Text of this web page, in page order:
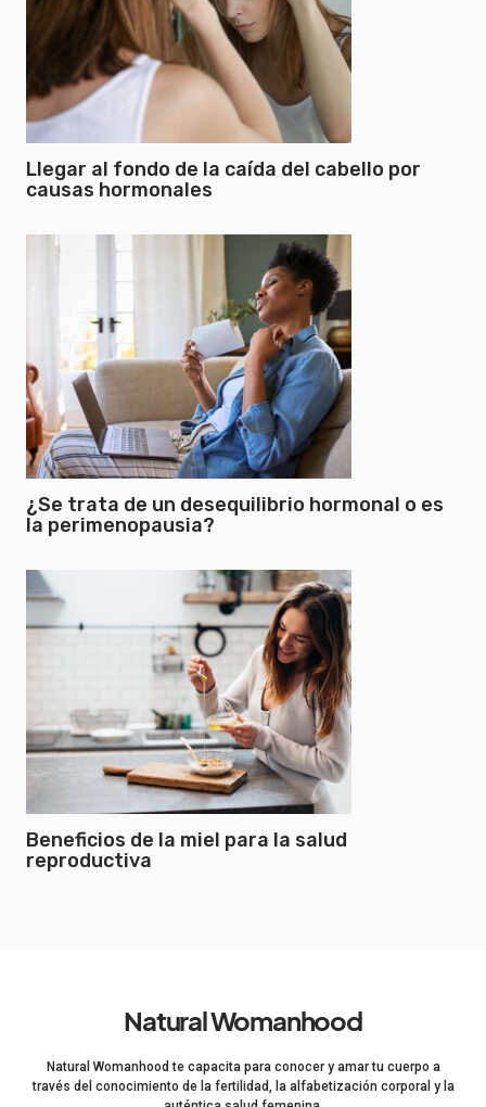
Llegar al fondo de la caída del cabello por
causas hormonales
¿Se trata de un desequilibrio hormonal o es
la perimenopausia?
Beneficios de la miel para la salud
reproductiva
Natural Womanhood
Natural Womanhood te capacita para conocer y amar tu cuerpo a
través del conocimiento de la fertilidad, la alfabetización corporal y la